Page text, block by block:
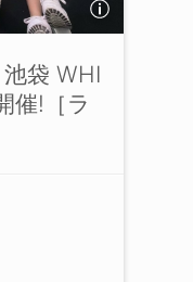
袋 WHI
催!［ラ